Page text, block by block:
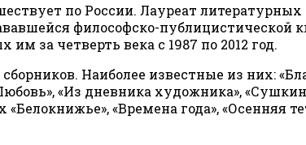
по России. Лауреат литературных
философско-публицистической
за четверть века с 1987 по 2012 год.
Наиболее известные из них:
«Из дневника художника»,
«Времена года», «Осенняя